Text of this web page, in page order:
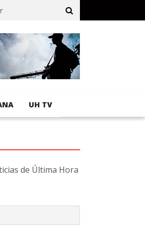
en obras de terracería
UH TV
de Última Hora